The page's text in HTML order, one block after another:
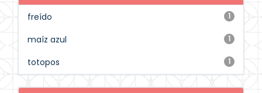
1
freído
1
maíz azul
1
totopos